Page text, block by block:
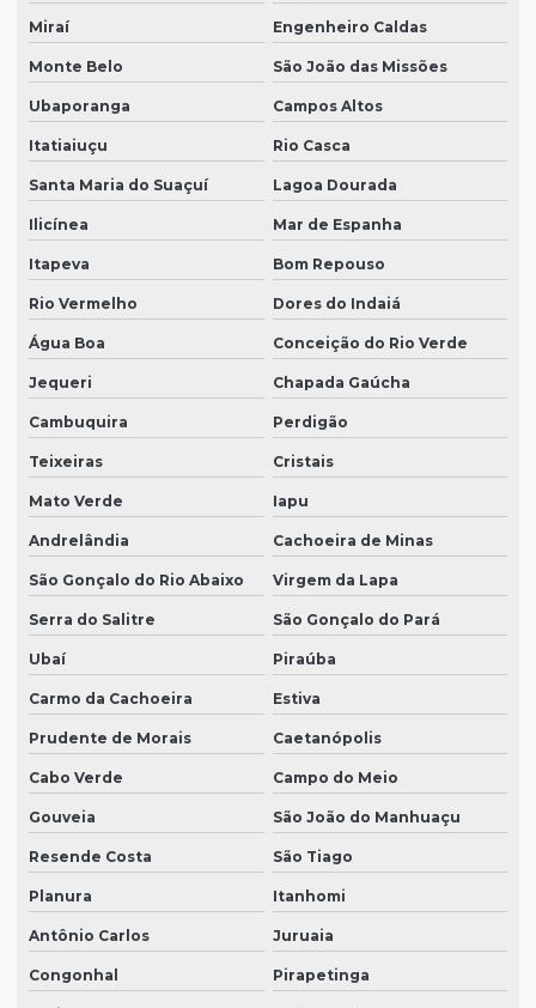
Miraí Engenheiro Caldas
Monte Belo São João das Missões
Ubaporanga Campos Altos
Itatiaiuçu Rio Casca
Santa Maria do Suaçuí Lagoa Dourada
Ilicínea Mar de Espanha
Itapeva Bom Repouso
Rio Vermelho Dores do Indaiá
Água Boa Conceição do Rio Verde
Jequeri Chapada Gaúcha
Cambuquira Perdigão
Teixeiras Cristais
Mato Verde Iapu
Andrelândia Cachoeira de Minas
São Gonçalo do Rio Abaixo Virgem da Lapa
Serra do Salitre São Gonçalo do Pará
Ubaí Piraúba
Carmo da Cachoeira Estiva
Prudente de Morais Caetanópolis
Cabo Verde Campo do Meio
Gouveia São João do Manhuaçu
Resende Costa São Tiago
Planura Itanhomi
Antônio Carlos Juruaia
Congonhal Pirapetinga